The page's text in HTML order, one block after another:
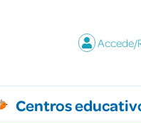
Accede/
Centros